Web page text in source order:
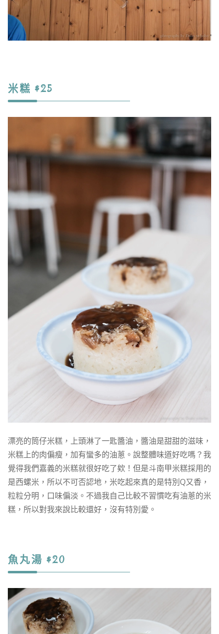
米糕 $25
漂亮的筒仔米糕，上頭淋了一匙醬油，醬油是甜甜的滋味，
米糕上的肉偏瘦，加有蠻多的油蔥。說整體味道好吃嗎？我
覺得我們嘉義的米糕就很好吃了欸！但是斗南甲米糕採用的
是西螺米，所以不可否認地，米吃起來真的是特別Q又香，
粒粒分明，口味偏淡。不過我自己比較不習慣吃有油蔥的米
糕，所以對我來說比較還好，沒有特別愛。
魚丸湯 $20